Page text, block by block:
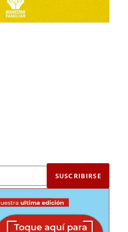
SUSCRIBIRSE